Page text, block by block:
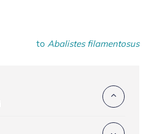
to Abalistes filamentosus